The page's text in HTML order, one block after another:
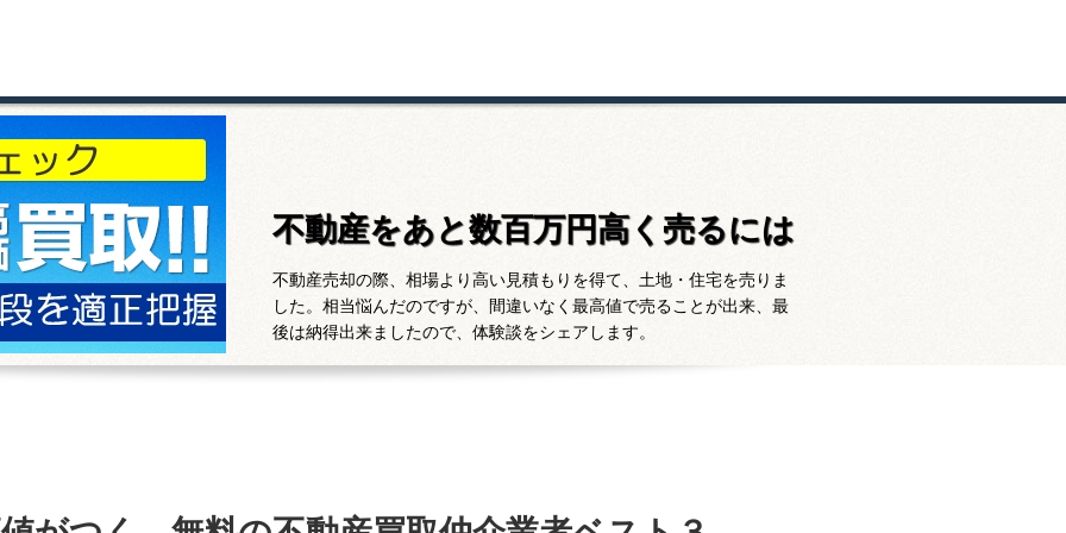
不動産をあと数百万円高く売るには
不動産売却の際、相場より高い見積もりを得て、土地・住宅を売りま
した。相当悩んだのですが、間違いなく最高値で売ることが出来、最
後は納得出来ましたので、体験談をシェアします。